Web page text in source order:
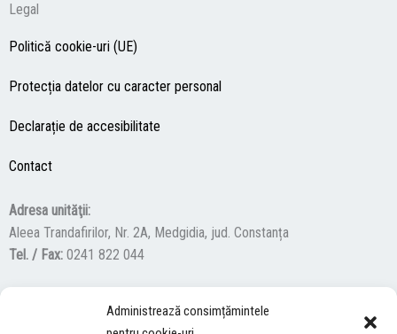
Administrează consimțămintele
Legal
Politică cookie-uri (UE)
Protecția datelor cu caracter personal
Declarație de accesibilitate
Contact
Adresa unităţii:
Aleea Trandafirilor, Nr. 2A, Medgidia, jud. Constanța
Tel. / Fax: 0241 822 044
F
Y
I